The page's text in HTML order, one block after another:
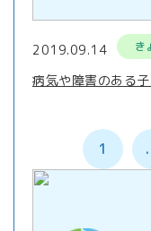
2019.09.14 き
病気や障害のある
1